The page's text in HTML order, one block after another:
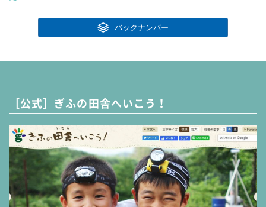
バックナンバー
［公式］ぎふの田舎へいこう！